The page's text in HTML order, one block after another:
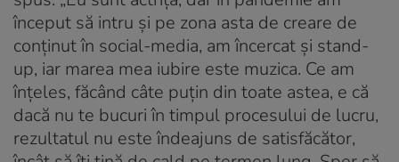
început să intru și pe zona asta de creare de
conținut în social-media, am încercat și stand-
up, iar marea mea iubire este muzica. Ce am
înțeles, făcând câte puțin din toate astea, e că
dacă nu te bucuri în timpul procesului de lucru,
rezultatul nu este îndeajuns de satisfăcător,